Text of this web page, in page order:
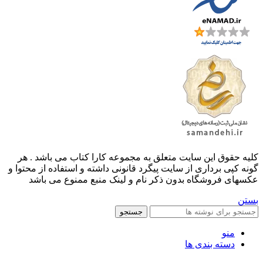
کليه حقوق اين سايت متعلق به مجموعه کارا کتاب می باشد . هر
گونه کپی برداری از سایت پیگرد قانونی داشته و استفاده از محتوا و
عکسهای فروشگاه بدون ذکر نام و لینک منبع ممنوع می باشد
بستن
جستجو
منو
دسته بندی ها